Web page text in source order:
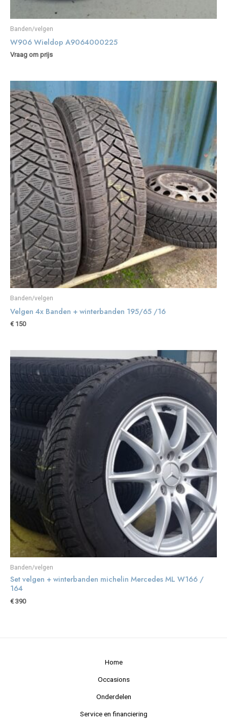
Banden/velgen
W906 Wieldop A9064000225
Vraag om prijs
Banden/velgen
Velgen 4x Banden + winterbanden 195/65 /16
€150
Banden/velgen
Set velgen + winterbanden michelin Mercedes ML W166 /
164
€390
Home
Occasions
Onderdelen
Service en financiering